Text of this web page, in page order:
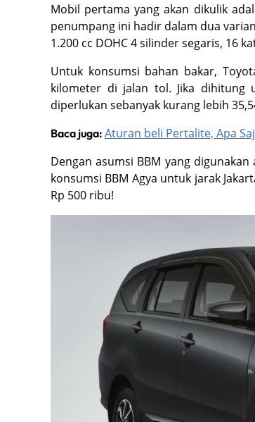
Mobil pertama yang akan dikulik
penumpang ini hadir dalam dua
1.200 cc DOHC 4 silinder segaris, 16
Untuk konsumsi bahan bakar,
kilometer di jalan tol. Jika dihitung
diperlukan sebanyak kurang lebih
Baca juga: Aturan beli Pertalite, Apa
Dengan asumsi BBM yang
konsumsi BBM Agya untuk jarak
Rp 500 ribu!